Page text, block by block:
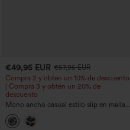
€49,95 EUR €57,95 EUR
Compra 2 y obtén un 10% de descuento
| Compra 3 y obtén un 20% de
descuento
Mono ancho casual estilo slip en malla
con estampado de leopardo, fruncido,
con lazo delantero y bolsillos